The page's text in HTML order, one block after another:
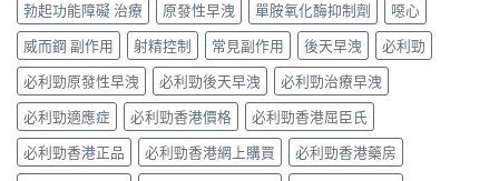
勃起功能障礙 治療
原發性早洩 單胺氧化酶抑制劑
噁心
威而鋼 副作用
射精控制 常見副作用 後天早洩
必利勁
必利勁原發性早洩
必利勁後天早洩
必利勁治療早洩
必利勁適應症
必利勁香港價格
必利勁香港屈臣氏
必利勁香港正品
必利勁香港網上購買
必利勁香港藥房